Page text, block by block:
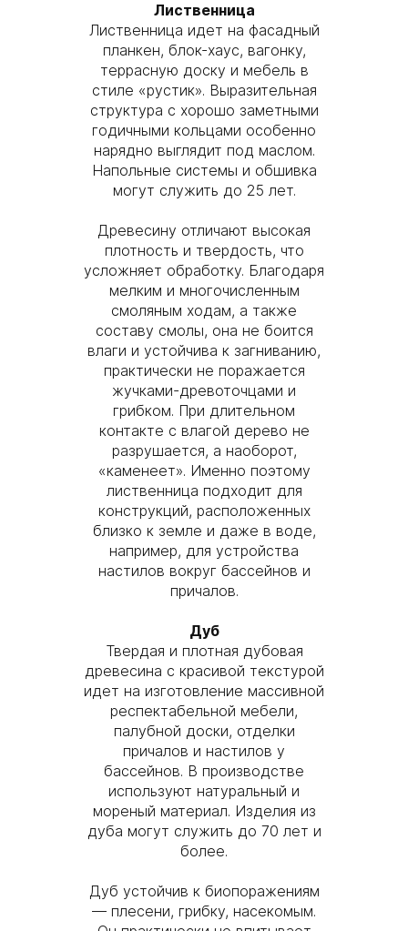
Лиственница
Лиственница идет на фасадный
планкен, блок-хаус, вагонку,
террасную доску и мебель в
стиле «рустик». Выразительная
структура с хорошо заметными
годичными кольцами особенно
нарядно выглядит под маслом.
Напольные системы и обшивка
могут служить до 25 лет.
Древесину отличают высокая
плотность и твердость, что
усложняет обработку. Благодаря
мелким и многочисленным
смоляным ходам, а также
составу смолы, она не боится
влаги и устойчива к загниванию,
практически не поражается
жучками-древоточцами и
грибком. При длительном
контакте с влагой дерево не
разрушается, а наоборот,
«каменеет». Именно поэтому
лиственница подходит для
конструкций, расположенных
близко к земле и даже в воде,
например, для устройства
настилов вокруг бассейнов и
причалов.
Дуб
Твердая и плотная дубовая
древесина с красивой текстурой
идет на изготовление массивной
респектабельной мебели,
палубной доски, отделки
причалов и настилов у
бассейнов. В производстве
используют натуральный и
мореный материал. Изделия из
дуба могут служить до 70 лет и
более.
Дуб устойчив к биопоражениям
— плесени, грибку, насекомым.